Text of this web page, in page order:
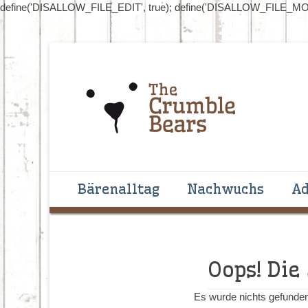
define('DISALLOW_FILE_EDIT', true);
The
Primäres Menü
Inhalt
springen
Bärenalltag Nachwuchs
Oops!
Es wurde nichts